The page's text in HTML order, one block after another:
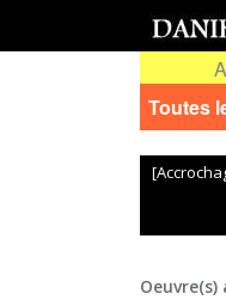
Toutes
Oeuvre(s)